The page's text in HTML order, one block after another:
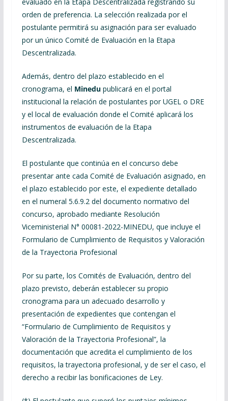
orden de preferencia. La selección realizada por el
postulante permitirá su asignación para ser evaluado
por un único Comité de Evaluación en la Etapa
Descentralizada.
Además, dentro del plazo establecido en el
cronograma, el Minedu publicará en el portal
institucional la relación de postulantes por UGEL o DRE
y el local de evaluación donde el Comité aplicará los
instrumentos de evaluación de la Etapa
Descentralizada.
El postulante que continúa en el concurso debe
presentar ante cada Comité de Evaluación asignado, en
el plazo establecido por este, el expediente detallado
en el numeral 5.6.9.2 del documento normativo del
concurso, aprobado mediante Resolución
Viceministerial N° 00081-2022-MINEDU, que incluye el
Formulario de Cumplimiento de Requisitos y Valoración
de la Trayectoria Profesional
Por su parte, los Comités de Evaluación, dentro del
plazo previsto, deberán establecer su propio
cronograma para un adecuado desarrollo y
presentación de expedientes que contengan el
“Formulario de Cumplimiento de Requisitos y
Valoración de la Trayectoria Profesional”, la
documentación que acredita el cumplimiento de los
requisitos, la trayectoria profesional, y de ser el caso, el
derecho a recibir las bonificaciones de Ley.